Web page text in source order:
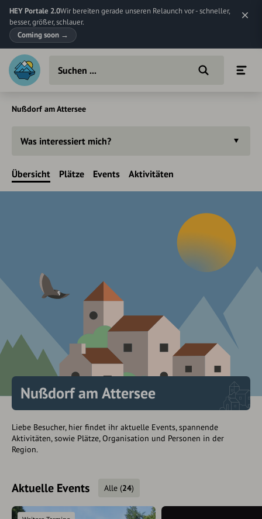
HEY Portale 2.0Wir bereiten gerade unseren Relaunch vor - schneller,
besser, größer, schlauer.
Coming soon →
Nußdorf am Attersee
Was interessiert mich?
Übersicht Plätze Events Aktivitäten
Nußdorf am Attersee
Liebe Besucher, hier findet ihr aktuelle Events, spannende
Aktivitäten, sowie Plätze, Organisation und Personen in der
Region.
Aktuelle Events Alle (24)